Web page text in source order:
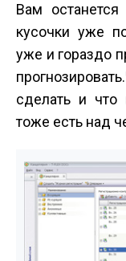
Вам
кусочки уже
уже и гораздо
сделать и что
тоже есть над